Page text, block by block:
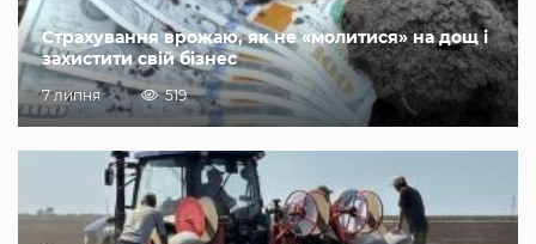
Страхування врожаю, як не «молитися» на дощ і
захистити свій бізнес
7 липня 519